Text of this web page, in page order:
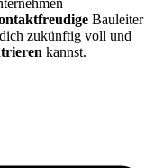
Bauleiter
zukünftig voll und
kannst.